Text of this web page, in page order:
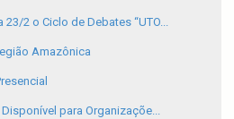
2 o Ciclo de Debates “UTO...
Amazônica
para Organizaçõe...